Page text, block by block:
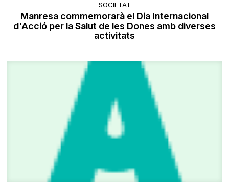
SOCIETAT
Manresa commemorarà el Dia Internacional
d'Acció per la Salut de les Dones amb diverses
activitats